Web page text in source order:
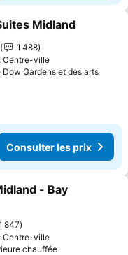
à mes favoris
Midland
1 488
Centre-ville
Dow Gardens et des arts
Consulter les prix
à mes favoris
- Bay
847
Centre-ville
chauffée